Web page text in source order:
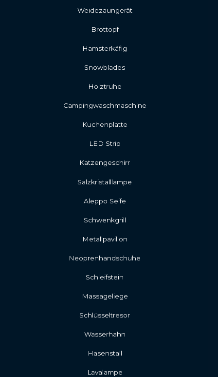
Weidezaungerät
Brottopf
Hamsterkäfig
Snowblades
Holztruhe
Campingwaschmaschine
Kuchenplatte
LED Strip
Katzengeschirr
Salzkristalllampe
Aleppo Seife
Schwenkgrill
Metallpavillon
Neoprenhandschuhe
Schleifstein
Massageliege
Schlüsseltresor
Wasserhahn
Hasenstall
Lavalampe